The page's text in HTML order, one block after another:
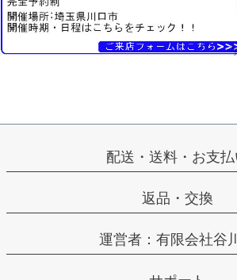
配送・送料・お支払
返品・交換
運営者：有限会社谷